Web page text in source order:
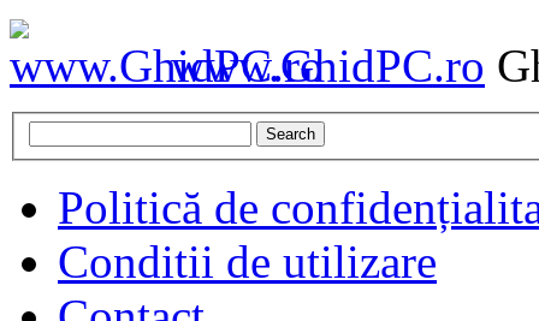
www.GhidPC.ro
Search
Politică de
Conditii de utilizare